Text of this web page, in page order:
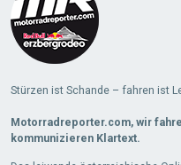
Stürzen ist Schande – fahren ist
Motorradreporter.com, wir
kommunizieren Klartext.